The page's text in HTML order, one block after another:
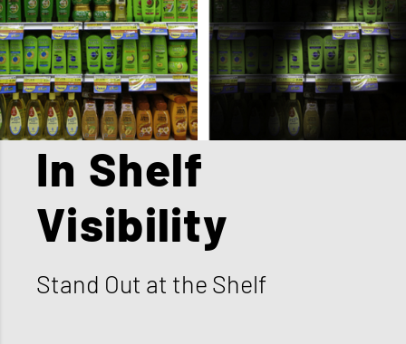
In Shelf
Visibility
Stand Out at the Shelf